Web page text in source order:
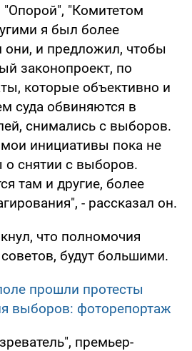
"Опорой", "Комитетом
я был более
и предложил, чтобы
законопроект, по
которые объективно и
суда обвиняются в
снимались с выборов.
инициативы пока не
снятии с выборов.
там и другие, более
- рассказал он.
что полномочия
будут большими.
прошли протесты
выборов: фоторепортаж
премьер-